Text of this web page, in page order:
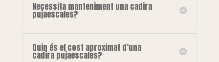
Necessita manteniment una cadira
pujaescales?
Quin és el cost aproximat d’una
cadira pujaescales?